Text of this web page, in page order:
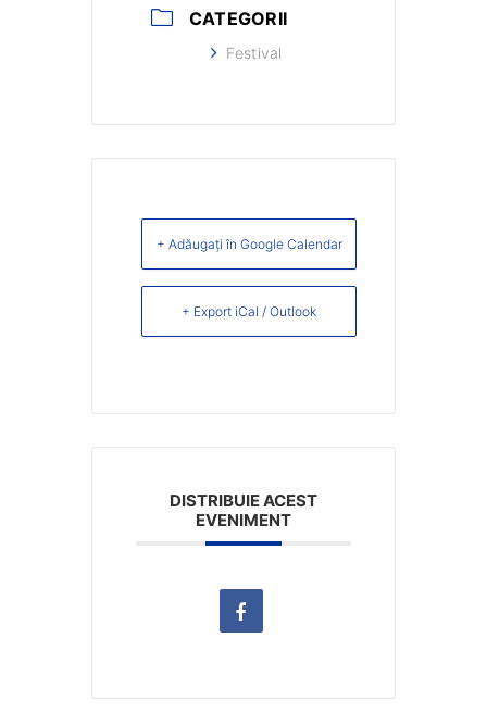
CATEGORII
Festival
+ Adăugați în Google Calendar
+ Export iCal / Outlook
DISTRIBUIE ACEST
EVENIMENT